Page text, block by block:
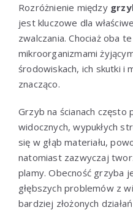
Rozróżnienie między
jest kluczowe dla
zwalczania. Chociaż oba
mikroorganizmami
środowiskach, ich skutki i
znacząco.
Grzyb na ścianach
widocznych, wypukłych
się w głąb materiału,
natomiast zazwyczaj
plamy. Obecność grzyba
głębszych problemów z
bardziej złożonych